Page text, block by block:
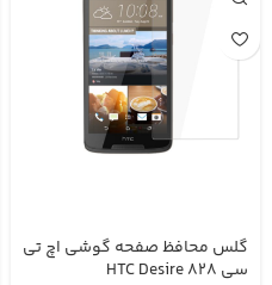
گلس محافظ صفحه گوشی اچ تی
سی HTC Desire 828